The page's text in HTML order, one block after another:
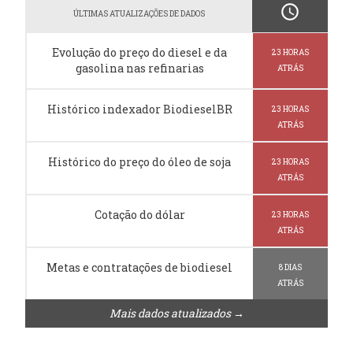
ÚLTIMAS ATUALIZAÇÕES DE DADOS schedule
Evolução do preço do diesel e da
gasolina nas refinarias
23 HORAS
ATRÁS
Histórico indexador BiodieselBR
23 HORAS
ATRÁS
Histórico do preço do óleo de soja
23 HORAS
ATRÁS
Cotação do dólar
23 HORAS
ATRÁS
Metas e contratações de biodiesel
8 DIAS
ATRÁS
Mais dados atualizados →